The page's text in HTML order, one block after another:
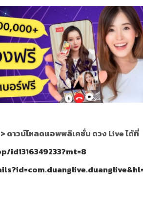
ดาวน์โหลดแอพพลิเคชั่น ดวง Live ได้ที่